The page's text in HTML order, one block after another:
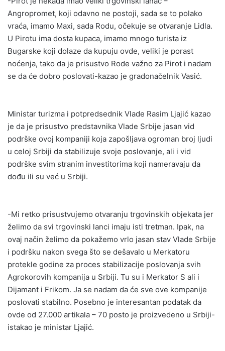
Angropromet, koji odavno ne postoji, sada se to polako
vraća, imamo Maxi, sada Rodu, očekuje se otvaranje Lidla.
U Pirotu ima dosta kupaca, imamo mnogo turista iz
Bugarske koji dolaze da kupuju ovde, veliki je porast
noćenja, tako da je prisustvo Rode važno za Pirot i nadam
se da će dobro poslovati-kazao je gradonačelnik Vasić.
Ministar turizma i potpredsednik Vlade Rasim Ljajić kazao
je da je prisustvo predstavnika Vlade Srbije jasan vid
podrške ovoj kompaniji koja zapošljava ogroman broj ljudi
u celoj Srbiji da stabilizuje svoje poslovanje, ali i vid
podrške svim stranim investitorima koji nameravaju da
dođu ili su već u Srbiji.
-Mi retko prisustvujemo otvaranju trgovinskih objekata jer
želimo da svi trgovinski lanci imaju isti tretman. Ipak, na
ovaj način želimo da pokažemo vrlo jasan stav Vlade Srbije
i podršku nakon svega što se dešavalo u Merkatoru
protekle godine za proces stabilizacije poslovanja svih
Agrokorovih kompanija u Srbiji. Tu su i Merkator S ali i
Dijamant i Frikom. Ja se nadam da će sve ove kompanije
poslovati stabilno. Posebno je interesantan podatak da
ovde od 27.000 artikala – 70 posto je proizvedeno u Srbiji-
istakao je ministar Ljajić.